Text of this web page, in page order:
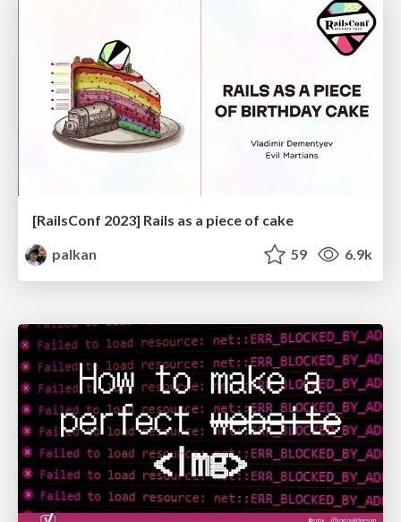
[RailsConf 2023] Rails as a piece of cake
palkan
59 6.9k